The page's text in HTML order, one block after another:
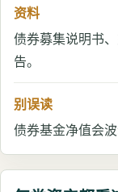
资料
债券募集说明书
告。
别误读
债券基金净值会